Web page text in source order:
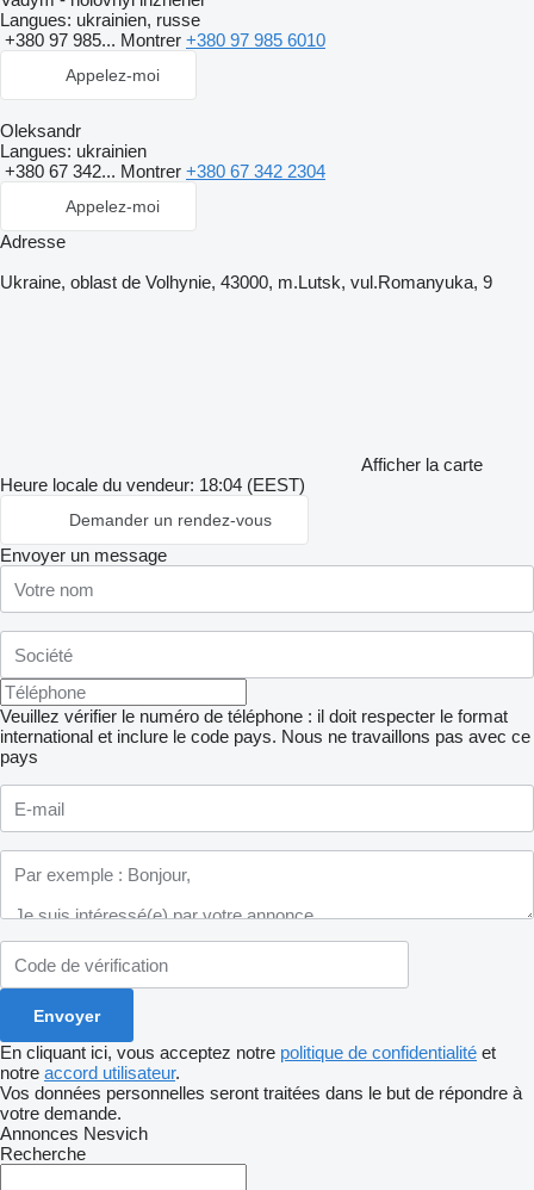
Langues: ukrainien, russe
+380 97 985... Montrer +380 97 985 6010
Appelez-moi
Oleksandr
Langues: ukrainien
+380 67 342... Montrer +380 67 342 2304
Appelez-moi
Adresse
Ukraine, oblast de Volhynie, 43000, m.Lutsk, vul.Romanyuka, 9
Afficher la carte
Heure locale du vendeur: 18:04 (EEST)
Demander un rendez-vous
Envoyer un message
Veuillez vérifier le numéro de téléphone : il doit respecter le format
international et inclure le code pays. Nous ne travaillons pas avec ce
pays
En cliquant ici, vous acceptez notre politique de confidentialité et
notre accord utilisateur.
Vos données personnelles seront traitées dans le but de répondre à
votre demande.
Annonces Nesvich
Recherche